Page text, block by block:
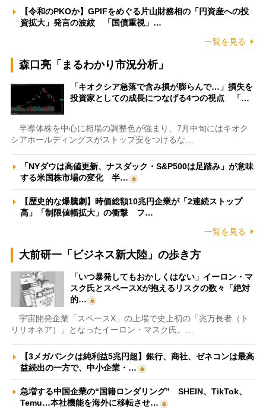
【令和のPKOか】GPIFをめぐる片山財務相の「円資産への投
資拡大」発言の波紋 「国債重視」…
一覧を見る
森口亮「まるわかり市況分析」
「キオクシア急落で含み損が膨らんで…」損失を
投資家としての成長につなげる4つの視点 「…
半導体株を中心に相場の調整色が強まり、7月中旬にはキオク
シアホールディングスがストップ安をつけるな…
「NYダウは高値更新、ナスダック・S&P500は足踏み」が意味
する米国株市場の変化 半…
【歴史的な爆騰劇】時価総額10兆円企業が「2連続ストップ
高」「制限値幅拡大」の衝撃 フ…
一覧を見る
大前研一「ビジネス新大陸」の歩き方
「いつ暴発してもおかしくはない」イーロン・マ
スク氏とスペースXが抱えるリスクの数々「絶対
的…
宇宙開発企業「スペースX」の上場で史上初の「兆万長者（ト
リリオネア）」となったイーロン・マスク氏。…
【3メガバンクは純利益5兆円超】銀行、商社、ゼネコンは最高
益続出の一方で、中小企業・…
急増する中国企業の“国籍ロンダリング” SHEIN、TikTok、
Temu…本社機能を海外に移転させ…